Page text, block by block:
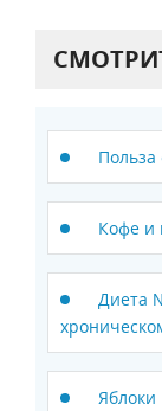
Кофе и
Диета
Яблоки